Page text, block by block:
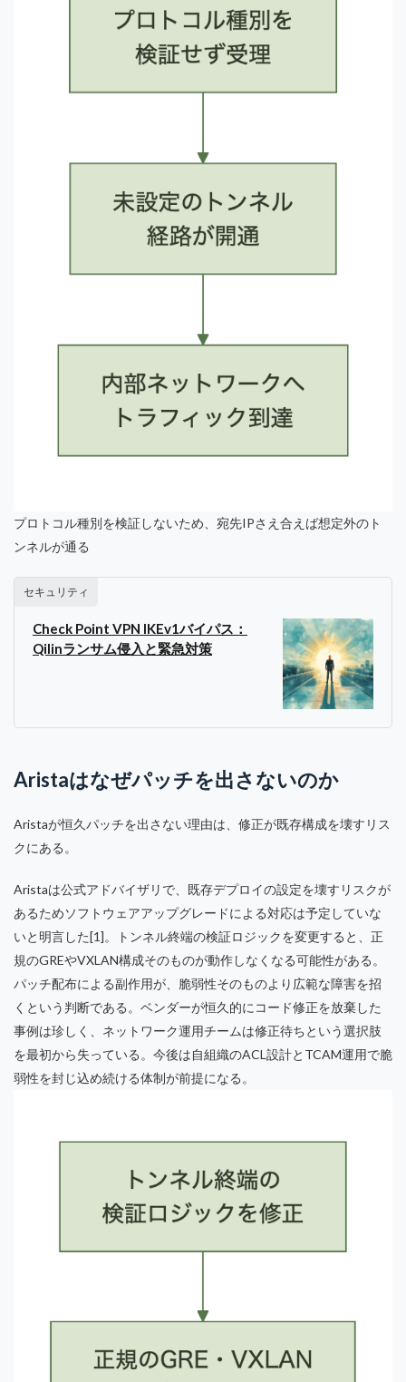
プロトコル種別を検証しないため、宛先IPさえ合えば想定外のト
ンネルが通る
セキュリティ
Check Point VPN IKEv1バイパス：
Qilinランサム侵入と緊急対策
Aristaはなぜパッチを出さないのか
Aristaが恒久パッチを出さない理由は、修正が既存構成を壊すリス
クにある。
Aristaは公式アドバイザリで、既存デプロイの設定を壊すリスクが
あるためソフトウェアアップグレードによる対応は予定していな
いと明言した[1]。トンネル終端の検証ロジックを変更すると、正
規のGREやVXLAN構成そのものが動作しなくなる可能性がある。
パッチ配布による副作用が、脆弱性そのものより広範な障害を招
くという判断である。ベンダーが恒久的にコード修正を放棄した
事例は珍しく、ネットワーク運用チームは修正待ちという選択肢
を最初から失っている。今後は自組織のACL設計とTCAM運用で脆
弱性を封じ込め続ける体制が前提になる。